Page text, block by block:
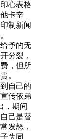
心表格
卡辛
制新闻
予的无
分裂，
，但所
。
自己的
传依弟
，期间
己是替
发怒，
为同